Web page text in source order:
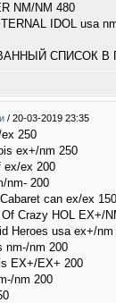
NM/NM 480
IDOL usa
СПИСОК В
/ 20-03-2019 23:35
250
ex+/nm 250
ex/ex 200
nm- 200
can ex/ex 150
Crazy HOL EX+/
Heroes usa ex+/nm
nm-/nm 200
EX+/EX+ 200
nm 200